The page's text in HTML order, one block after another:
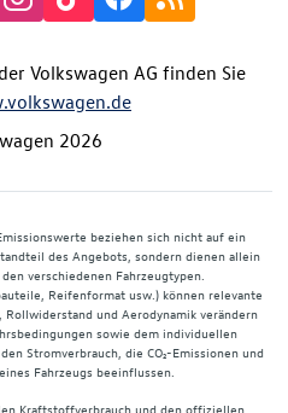
Volkswagen AG finden Sie
2026
beziehen sich nicht auf ein
des Angebots, sondern dienen allein
verschiedenen Fahrzeugtypen.
Reifenformat usw.) können relevante
und Aerodynamik verändern
sowie dem individuellen
Stromverbrauch, die CO₂-Emissionen und
Fahrzeugs beeinflussen.
Kraftstoffverbrauch und den offiziellen